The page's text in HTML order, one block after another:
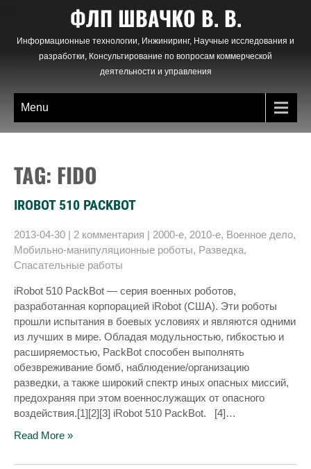
content
ФЛП ШВАЧКО В. В.
Информационные технологии, Инжиниринг, Научные исследования и
разработки, Консультирование по вопросам коммерческой
деятельности и управления
Menu
TAG: FIDO
IROBOT 510 PACKBOT
2013-04-30 | 2 комментария | 2000-е, 2010-е, Военное дело,
Мобильно-манипуляционные роботы, Разведка,
Спасательные работы
iRobot 510 PackBot — серия военных роботов,
разработанная корпорацией iRobot (США). Эти роботы
прошли испытания в боевых условиях и являются одними
из лучших в мире. Обладая модульностью, гибкостью и
расширяемостью, PackBot способен выполнять
обезвреживание бомб, наблюдение/организацию
разведки, а также широкий спектр иных опасных миссий,
предохраняя при этом военнослужащих от опасного
воздействия.[1][2][3] iRobot 510 PackBot. [4]…
Read More »